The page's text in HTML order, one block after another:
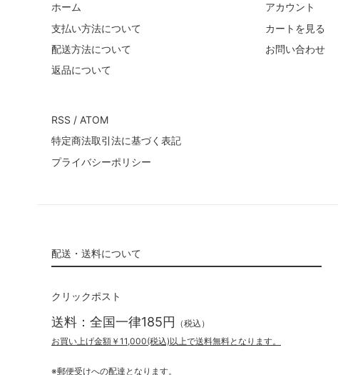
ホーム
支払い方法について
配送方法について
返品について
アカウント
カートを見る
お問い合わせ
RSS / ATOM
特定商法取引法に基づく表記
プライバシーポリシー
配送・送料について
クリックポスト
送料：全国一律185円 （税込）
お買い上げ金額￥11,000(税込)以上で送料無料となります。
※郵便受けへの配達となります。